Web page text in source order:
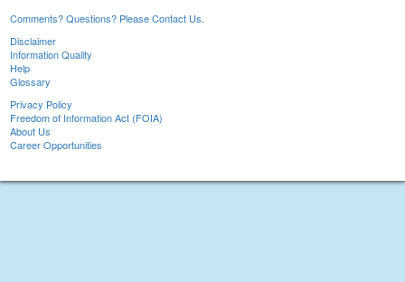
Comments? Questions? Please Contact Us.
Disclaimer
Information Quality
Help
Glossary
Privacy Policy
Freedom of Information Act (FOIA)
About Us
Career Opportunities